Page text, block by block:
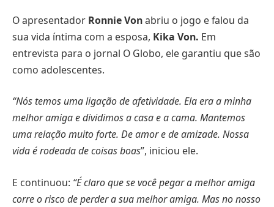
O apresentador Ronnie Vonabriu o jogo e falou da
sua vida íntima com a esposa, Kika Von. Em
entrevista para o jornal O Globo, ele garantiu que são
como adolescentes.
“Nós temos uma ligação de afetividade. Ela era a minha
melhor amiga e dividimos a casa e a cama. Mantemos
uma relação muito forte. De amor e de amizade. Nossa
vida é rodeada de coisas boas”, iniciou ele.
E continuou: “É claro que se você pegar a melhor amiga
corre o risco de perder a sua melhor amiga. Mas no nosso